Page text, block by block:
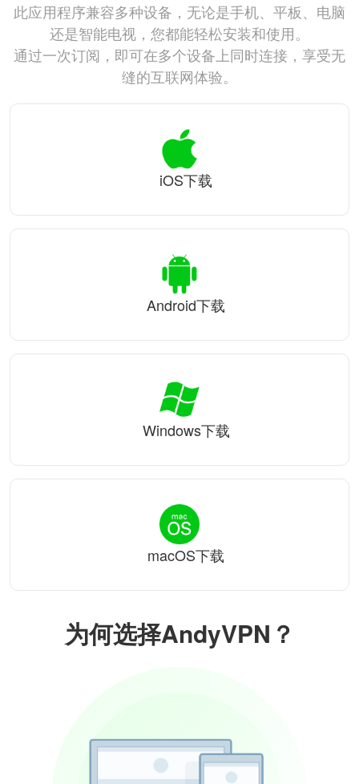
为何选择AndyVPN？
此应用程序兼容多种设备，无论是手机、平板、电脑
还是智能电视，您都能轻松安装和使用。
通过一次订阅，即可在多个设备上同时连接，享受无
缝的互联网体验。
iOS下载
Android下载
Windows下载
macOS下载